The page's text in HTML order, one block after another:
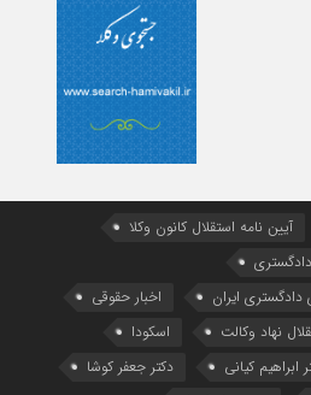
آیین ‌نامه استقلال کانون وکلا
ایران
اخبار حقوقی
نهاد وکالت
اسکودا
ابراهیم کیانی
دکتر جعفر کوشا